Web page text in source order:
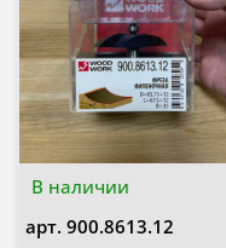
В наличии
арт. 900.8613.12